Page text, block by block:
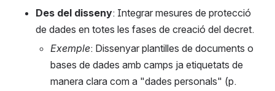
Des del disseny: Integrar mesures de protecció
de dades en totes les fases de creació del decret.
Exemple: Dissenyar plantilles de documents o
bases de dades amb camps ja etiquetats de
manera clara com a "dades personals" (p.